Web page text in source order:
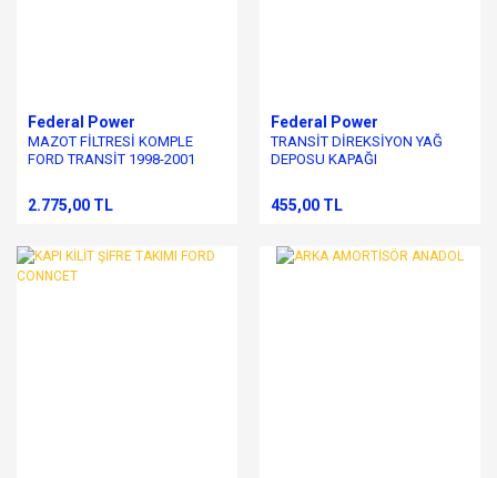
Federal Power
MAZOT FİLTRESİ KOMPLE
FORD TRANSİT 1998-2001
2.775,00 TL
Federal Power
TRANSİT DİREKSİYON YAĞ
DEPOSU KAPAĞI
455,00 TL